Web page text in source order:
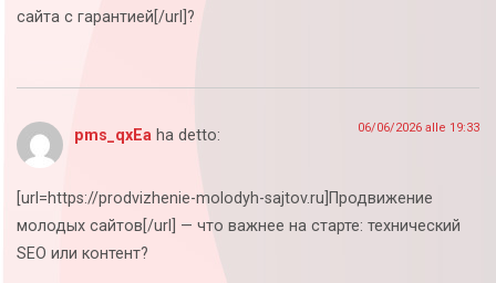
сайта с гарантией[/url]?
pms_qxEa ha detto: 06/06/2026 alle 19:33
[url=https://prodvizhenie-molodyh-sajtov.ru]Продвижение
молодых сайтов[/url] — что важнее на старте: технический
SEO или контент?